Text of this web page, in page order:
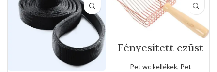
Fényesített ezüst
alomlapát fa
fogantyúval
Pet wc kellékek, Pet